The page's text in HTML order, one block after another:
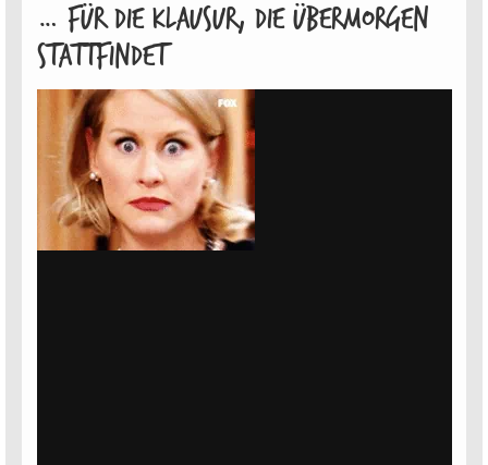
… Für die Klausur, die ÜBERMORGEN
stattfindet